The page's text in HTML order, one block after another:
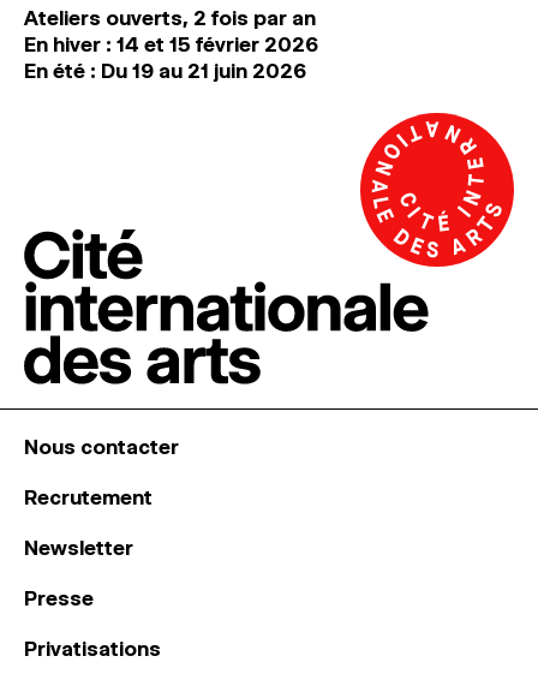
Ateliers ouverts, 2 fois par an
En hiver : 14 et 15 février 2026
En été : Du 19 au 21 juin 2026
Nous contacter
Recrutement
Newsletter
Presse
Privatisations